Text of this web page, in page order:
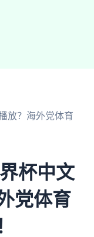
放？海外党体育
杯中文
党体育